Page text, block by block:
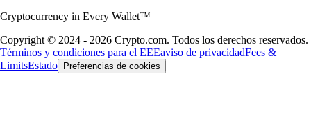
Cryptocurrency in Every Wallet™
Copyright © 2024 - 2026 Crypto.com. Todos los derechos reservados.
Términos y condiciones para el EEEaviso de privacidadFees &
LimitsEstado Preferencias de cookies